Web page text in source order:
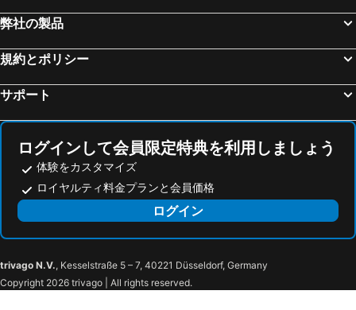
Klingenbach, pet friendly hotels
Kópháza, pet friendly hotels
Hundsheim, pet friendly hotels
Lipót, pet friendly hotels
Fertőd, pet friendly hotels
弊社の製品
規約とポリシー
サポート
ログインして会員限定特典を利用しましょう
体験をカスタマイズ
ロイヤルティ料金プランと会員価格
ログイン
trivago N.V., Kesselstraße 5 – 7, 40221 Düsseldorf, Germany
Copyright 2026 trivago | All rights reserved.